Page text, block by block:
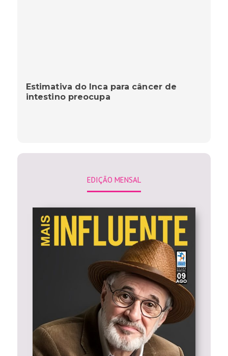
Estimativa do Inca para câncer de
intestino preocupa
EDIÇÃO MENSAL